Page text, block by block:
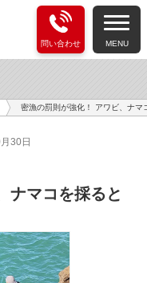
問い合わせ MENU
密漁の罰則が強化！ アワビ、ナ
30日
ナマコを採ると